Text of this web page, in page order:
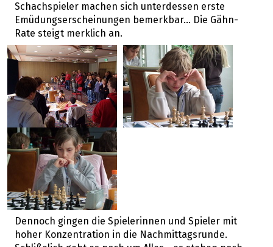
Schachspieler machen sich unterdessen erste
Emüdungserscheinungen bemerkbar... Die Gähn-
Rate steigt merklich an.
Dennoch gingen die Spielerinnen und Spieler mit
hoher Konzentration in die Nachmittagsrunde.